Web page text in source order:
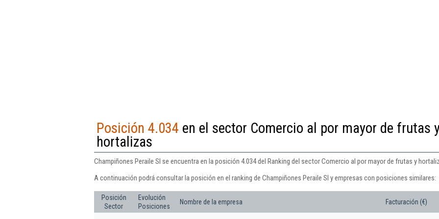
Posición 4.034 en el sector Comercio al por mayor de frutas
hortalizas
Champiñones Peraile Sl se encuentra en la posición 4.034 del Ranking del sector Comercio al por mayor de frutas y
A continuación podrá consultar la posición en el ranking de Champiñones Peraile Sl y empresas con posiciones similares:
Posición
Sector
Evolución
Posiciones
Nombre de la empresa Facturación (€)